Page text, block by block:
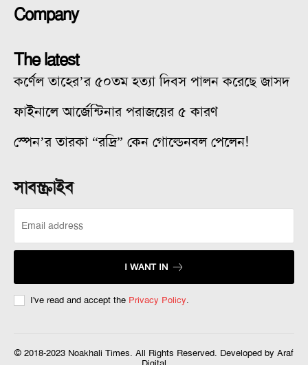
Company
The latest
কর্ণেল তাহের’র ৫০তম হত্যা দিবস পালন করেছে জাসদ
ফাইনালে আর্জেন্টিনার পরাজয়ের ৫ কারণ
স্পেন’র তারকা “রদ্রি” কেন গোল্ডেনবল পেলেন!
সাবস্ক্রাইব
I WANT IN
I've read and accept the Privacy Policy.
© 2018-2023 Noakhali Times. All Rights Reserved. Developed by Araf